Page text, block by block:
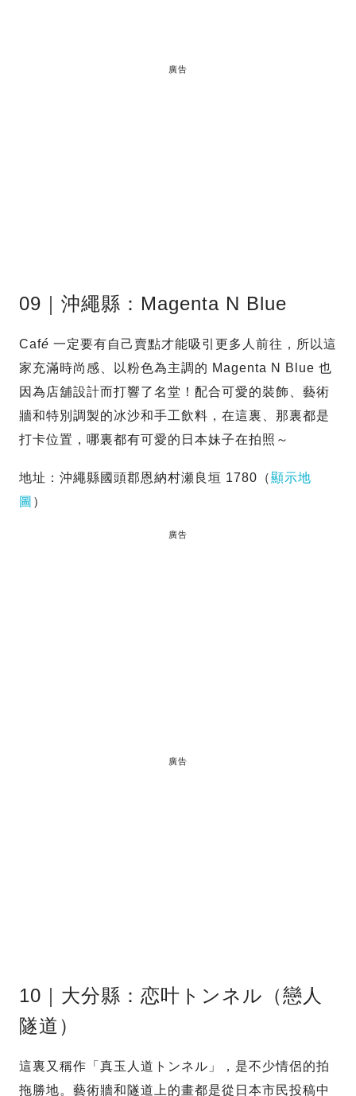
廣告
09｜沖繩縣：Magenta N Blue
Café 一定要有自己賣點才能吸引更多人前往，所以這
家充滿時尚感、以粉色為主調的 Magenta N Blue 也
因為店舖設計而打響了名堂！配合可愛的裝飾、藝術
牆和特別調製的冰沙和手工飲料，在這裏、那裏都是
打卡位置，哪裏都有可愛的日本妹子在拍照～
地址：沖繩縣國頭郡恩納村瀬良垣 1780（顯示地
圖 ）
廣告
廣告
10｜大分縣：恋叶トンネル（戀人
隧道）
這裏又稱作「真玉人道トンネル」，是不少情侶的拍
拖勝地。藝術牆和隧道上的畫都是從日本市民投稿中